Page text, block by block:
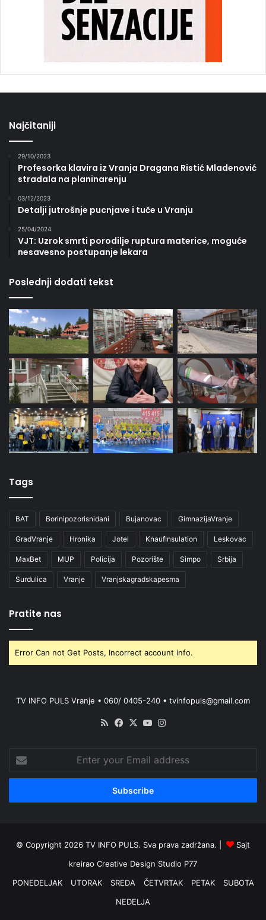
Najčitaniji
29/10/2023
Profesorka klavira iz Vranja Dragana Ristić Mladenović
stradala na planinarenju
03/12/2023
Detalji jutrošnje pucnjave i tuče u Vranju
25/04/2024
VJT: Uzrok smrti porodilje ruptura materice, moguće
nesavesno postupanje lekara
Poslednji dodati tekst
Tags
BAT Borinipozorisnidani Bujanovac GimnazijaVranje
GradVranje Hronika Jotel KnaufInsulation Leskovac
MaxBet MUP Policija Pozorište Simpo Srbija
Surdulica Vranje Vranjskagradskapesma
Pratite nas
Error Can not Get Posts, Incorrect account info.
TV INFO PULS Vranje • 060/ 0405-240 • tvinfopuls@gmail.com
RSS Facebook
X YouTube
your
Email
© Copyright 2026 TV INFO PULS. Sva prava zadržana. |
Sajt
kreirao Creative Design Studio P77
PONEDELJAK
UTORAK SREDA ČETVRTAK PETAK
SUBOTA
NEDELJA